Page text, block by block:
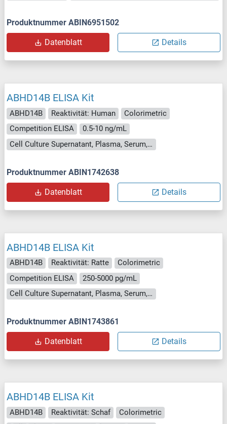
Produktnummer ABIN6951502
Datenblatt Details
ABHD14B ELISA Kit
ABHD14B Reaktivität: Human
Colorimetric
Competition ELISA
0.5-10 ng/mL
Cell Culture Supernatant, Plasma, Serum, Tissue Homogenate
Produktnummer ABIN1742638
Datenblatt Details
ABHD14B ELISA Kit
ABHD14B Reaktivität: Ratte
Colorimetric
Competition ELISA
250-5000 pg/mL
Cell Culture Supernatant, Plasma, Serum, Tissue Homogenate
Produktnummer ABIN1743861
Datenblatt Details
ABHD14B ELISA Kit
ABHD14B Reaktivität: Schaf
Colorimetric